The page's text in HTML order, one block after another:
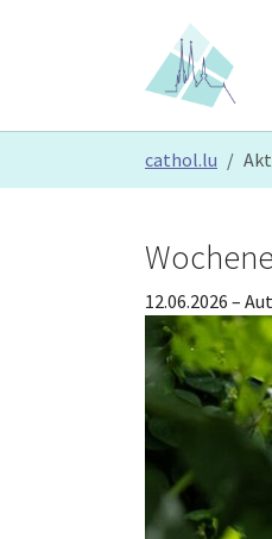
cathol.lu
12.06.2026 –